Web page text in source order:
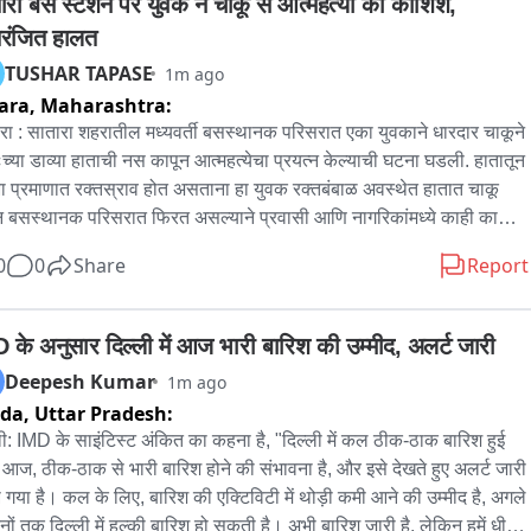
के लिए आवश्यक व्यवस्थाओं पर भी चर्चा होगी। बैठक के दौरान प्रदेश के मंत्रियों
को कार्यक्रम के सफल आयोजन के लिए आवश्यक दिशा-निर्देश भी दिए
ताकि सभी जनप्रतिनिधि अपने-अपने क्षेत्रों में कार्यक्रमों के बेहतर समन्वय और
क्रियान्वयन को सुनिश्चित कर सकें। यह समीक्षा बैठक आगामी प्रकाश उत्सव
स्तर पर सफल बनाने की दिशा में महत्वपूर्ण मानी जा रही है।
हालत
TUSHAR TAPASE 1m ago
Maharashtra:
: सातारा शहरातील मध्यवर्ती बसस्थानक परिसरात एका युवकाने धारदार चाकूने
डाव्या हाताची नस कापून आत्महत्येचा प्रयत्न केल्याची घटना घडली. हातातून
प्रमाणात रक्तस्राव होत असताना हा युवक रक्तबंबाळ अवस्थेत हातात चाकू
परिसरात फिरत असल्याने प्रवासी आणि नागरिकांमध्ये काही काळ
केला. अखेर स्थानिक नागरिकांच्या मदतीने त्याला ताब्यात घेऊन चाकू बाजूला
रुग्णालयात दाखल केले.युवकाने हे टोकाचे पाऊल नेमके कोणत्या
उचलले, याबाबत अद्याप स्पष्ट माहिती समोर आलेली नाही. पोलिसांकडून
अधिक तपास सुरू आहे.
0 Share Report
के अनुसार दिल्ली में आज भारी बारिश की उम्मीद, अलर्ट जारी
Deepesh Kumar 1m ago
Uttar Pradesh:
IMD के साइंटिस्ट अंकित का कहना है, "दिल्ली में कल ठीक-ठाक बारिश हुई
ठीक-ठाक से भारी बारिश होने की संभावना है, और इसे देखते हुए अलर्ट जारी
गया है। कल के लिए, बारिश की एक्टिविटी में थोड़ी कमी आने की उम्मीद है, अगले
तक दिल्ली में हल्की बारिश हो सकती है। अभी बारिश जारी है, लेकिन हमें धीरे-